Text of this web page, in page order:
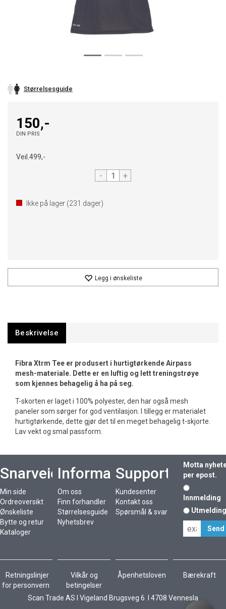
Størrelsesguide
150,-
DIN PRIS
Veil. 499,-
- +
Ikke på lager (231 dager)
Legg i ønskeliste
Beskrivelse
Fibra Xtrm Tee er produsert i hurtigtørkende Airpass
mesh-materiale. Dette er en luftig og lett treningstrøye
som kjennes behagelig å ha på seg.
T-skorten er laget i 100% polyester, den har også mesh
paneler som sørger for god ventilasjon. I tillegg er materialet
hurtigtørkende, dette gjør det til en meget behagelig t-skjorte.
Lav vekt og smal passform.
Snarveier
Min side
Ordreoversikt
Ønskeliste
Bytte og retur
Kataloger
Informasjon
Om oss
Finn forhandler
Størrelsesguide
Nyhetsbrev
Support
Kundesenter
Kontakt oss
Spørsmål & svar
Motta
per epost.
Innmelding
Retningslinjer
for personvern
Vilkår og
betingelser
Åpenhetsloven Bærekraft
Scan Trade AS I Vigeland Brugsveg 6 I 4708 Vennesla